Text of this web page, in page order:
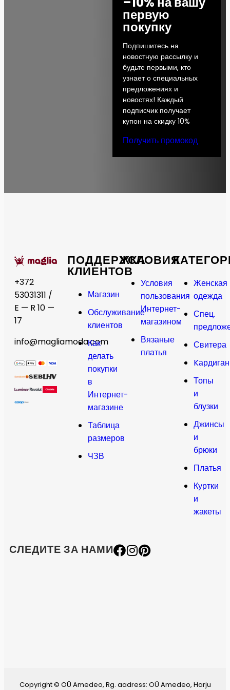
первую
покупку
Подпишитесь на
новостную рассылку и
будьте первыми, кто
узнает о специальных
предложениях и
новостях! Каждый
подписчик получает
купон на скидку 10%
Получить промокод
+372
53031311 /
E — R 10 —
17
info@magliamoda.com
ПОДДЕРЖКА
КЛИЕНТОВ
Магазин
Обслуживание
клиентов
Как
делать
покупки
в
Интернет-
магазине
Таблица
размеров
ЧЗВ
УСЛОВИЯ
Условия
пользования
Интернет-
магазином
Вязаные
платья
Женская
одежда
Спец.
Свитера
Топы
и
блузки
Джинсы
и
брюки
Платья
Куртки
и
жакеты
СЛЕДИТЕ ЗА НАМИ
Copyright © OÜ Amedeo, Rg. aadress: OÜ Amedeo, Harju